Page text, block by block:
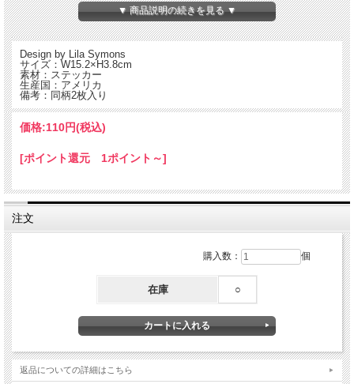
ブルックリン発のタトゥリーはタトゥーシールの世界に洗練されたデザイン性を持
ちこんだブランド。
NYのデザイナーを中心に起用した様々なデザインのタトゥリーは、大豆由来のイ
大人も子供もファッションとして楽しめる新しいタトゥーシールです。
▼ 商品説明の続きを見る ▼
Design by Lila Symons
サイズ：W15.2×H3.8cm
素材：ステッカー
生産国：アメリカ
備考：同柄2枚入り
価格:110円(税込)
[ポイント還元 1ポイント～]
注文
購入数： 個
在庫 ○
返品についての詳細はこちら